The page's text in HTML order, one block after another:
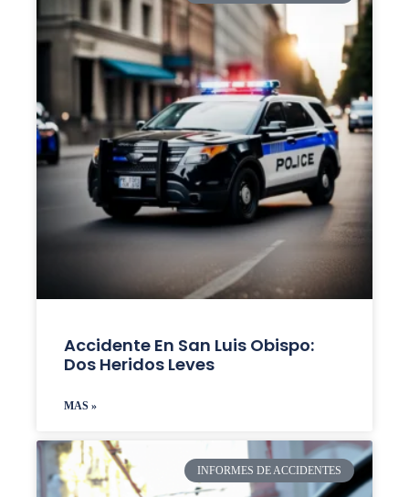
Accidente En San Luis Obispo:
Dos Heridos Leves
MAS »
INFORMES DE ACCIDENTES